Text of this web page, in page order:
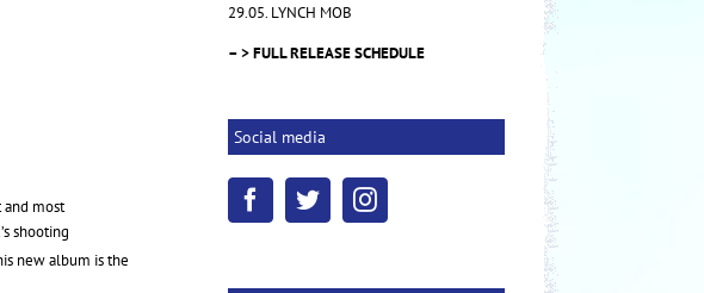
and most
shooting
new album is the
29.05. LYNCH MOB
– > FULL RELEASE SCHEDULE
Social media